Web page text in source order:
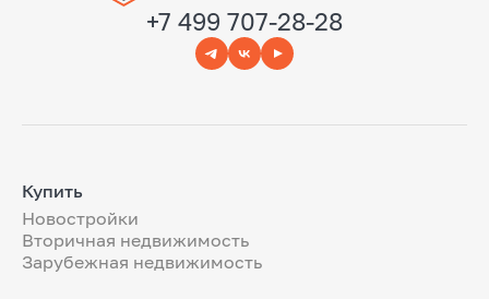
+7 499 707-28-28
Купить
Новостройки
Вторичная недвижимость
Зарубежная недвижимость